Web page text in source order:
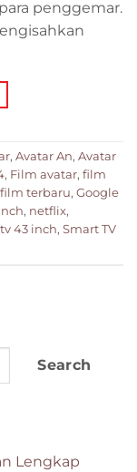
penggemar.
, Avatar An, Avatar
, Film avatar, film
film terbaru, Google
, netflix,
43 inch, Smart TV
Search
Lengkap